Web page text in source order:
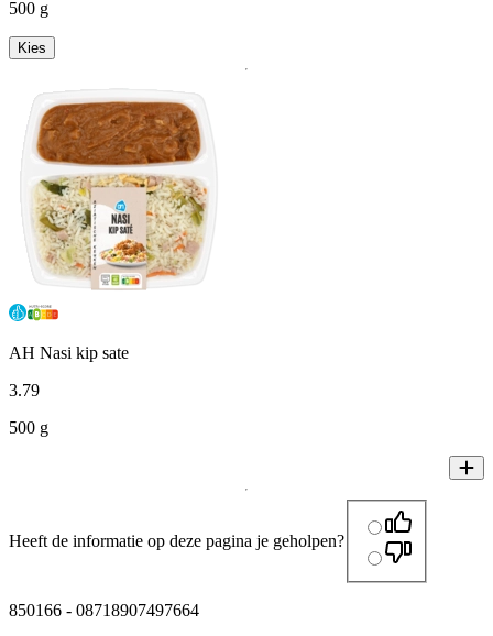
500 g
Kies
AH Nasi kip sate
3.79
500 g
Heeft de informatie op deze pagina je geholpen?
850166 - 08718907497664